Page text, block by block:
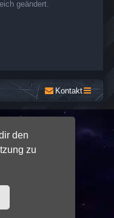
den
zu
geändert.
Kontakt
© phpBB Limited